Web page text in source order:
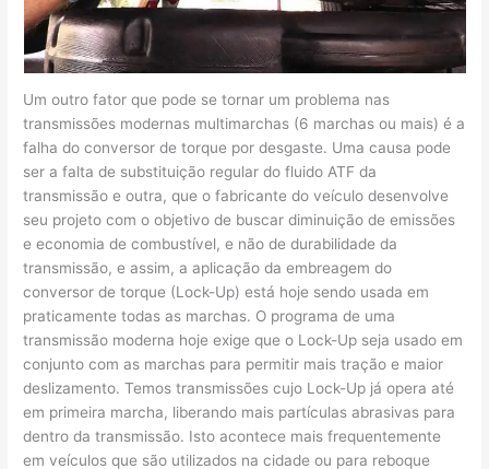
Um outro fator que pode se tornar um problema nas
transmissões modernas multimarchas (6 marchas ou mais) é a
falha do conversor de torque por desgaste. Uma causa pode
ser a falta de substituição regular do fluido ATF da
transmissão e outra, que o fabricante do veículo desenvolve
seu projeto com o objetivo de buscar diminuição de emissões
e economia de combustível, e não de durabilidade da
transmissão, e assim, a aplicação da embreagem do
conversor de torque (Lock-Up) está hoje sendo usada em
praticamente todas as marchas. O programa de uma
transmissão moderna hoje exige que o Lock-Up seja usado em
conjunto com as marchas para permitir mais tração e maior
deslizamento. Temos transmissões cujo Lock-Up já opera até
em primeira marcha, liberando mais partículas abrasivas para
dentro da transmissão. Isto acontece mais frequentemente
em veículos que são utilizados na cidade ou para reboque